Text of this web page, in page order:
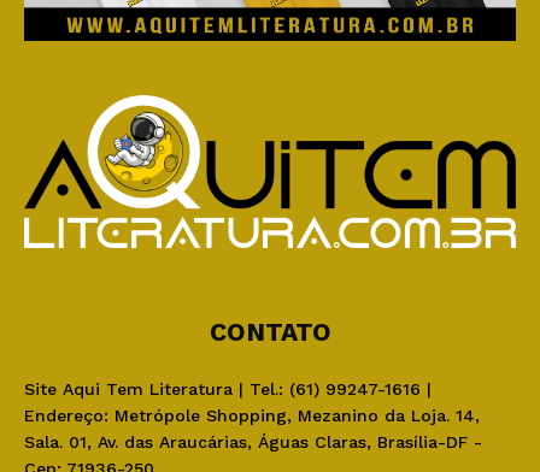
CONTATO
Site Aqui Tem Literatura | Tel.: (61) 99247-1616 |
Endereço: Metrópole Shopping, Mezanino da Loja. 14,
Sala. 01, Av. das Araucárias, Águas Claras, Brasília-DF -
Cep: 71936-250